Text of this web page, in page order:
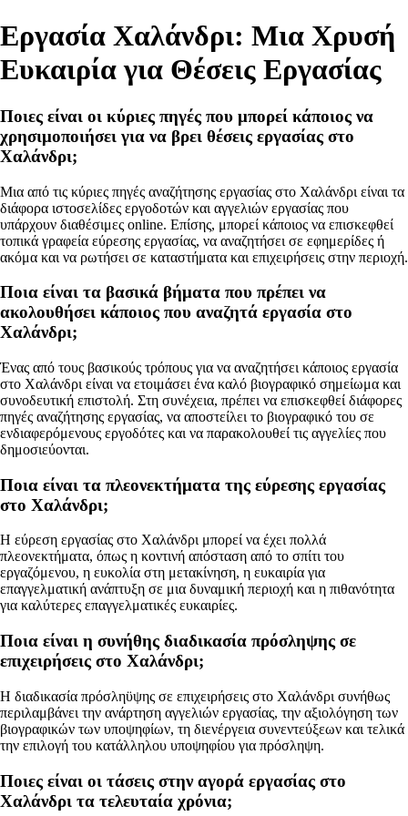
Εργασία Χαλάνδρι: Μια Χρυσή
Ευκαιρία για Θέσεις Εργασίας
Ποιες είναι οι κύριες πηγές που μπορεί κάποιος να
χρησιμοποιήσει για να βρει θέσεις εργασίας στο
Χαλάνδρι;
Μια από τις κύριες πηγές αναζήτησης εργασίας στο Χαλάνδρι είναι τα
διάφορα ιστοσελίδες εργοδοτών και αγγελιών εργασίας που
υπάρχουν διαθέσιμες online. Επίσης, μπορεί κάποιος να επισκεφθεί
τοπικά γραφεία εύρεσης εργασίας, να αναζητήσει σε εφημερίδες ή
ακόμα και να ρωτήσει σε καταστήματα και επιχειρήσεις στην περιοχή.
Ποια είναι τα βασικά βήματα που πρέπει να
ακολουθήσει κάποιος που αναζητά εργασία στο
Χαλάνδρι;
Ένας από τους βασικούς τρόπους για να αναζητήσει κάποιος εργασία
στο Χαλάνδρι είναι να ετοιμάσει ένα καλό βιογραφικό σημείωμα και
συνοδευτική επιστολή. Στη συνέχεια, πρέπει να επισκεφθεί διάφορες
πηγές αναζήτησης εργασίας, να αποστείλει το βιογραφικό του σε
ενδιαφερόμενους εργοδότες και να παρακολουθεί τις αγγελίες που
δημοσιεύονται.
Ποια είναι τα πλεονεκτήματα της εύρεσης εργασίας
στο Χαλάνδρι;
Η εύρεση εργασίας στο Χαλάνδρι μπορεί να έχει πολλά
πλεονεκτήματα, όπως η κοντινή απόσταση από το σπίτι του
εργαζόμενου, η ευκολία στη μετακίνηση, η ευκαιρία για
επαγγελματική ανάπτυξη σε μια δυναμική περιοχή και η πιθανότητα
για καλύτερες επαγγελματικές ευκαιρίες.
Ποια είναι η συνήθης διαδικασία πρόσληψης σε
επιχειρήσεις στο Χαλάνδρι;
Η διαδικασία πρόσληϋψης σε επιχειρήσεις στο Χαλάνδρι συνήθως
περιλαμβάνει την ανάρτηση αγγελιών εργασίας, την αξιολόγηση των
βιογραφικών των υποψηφίων, τη διενέργεια συνεντεύξεων και τελικά
την επιλογή του κατάλληλου υποψηφίου για πρόσληψη.
Ποιες είναι οι τάσεις στην αγορά εργασίας στο
Χαλάνδρι τα τελευταία χρόνια;